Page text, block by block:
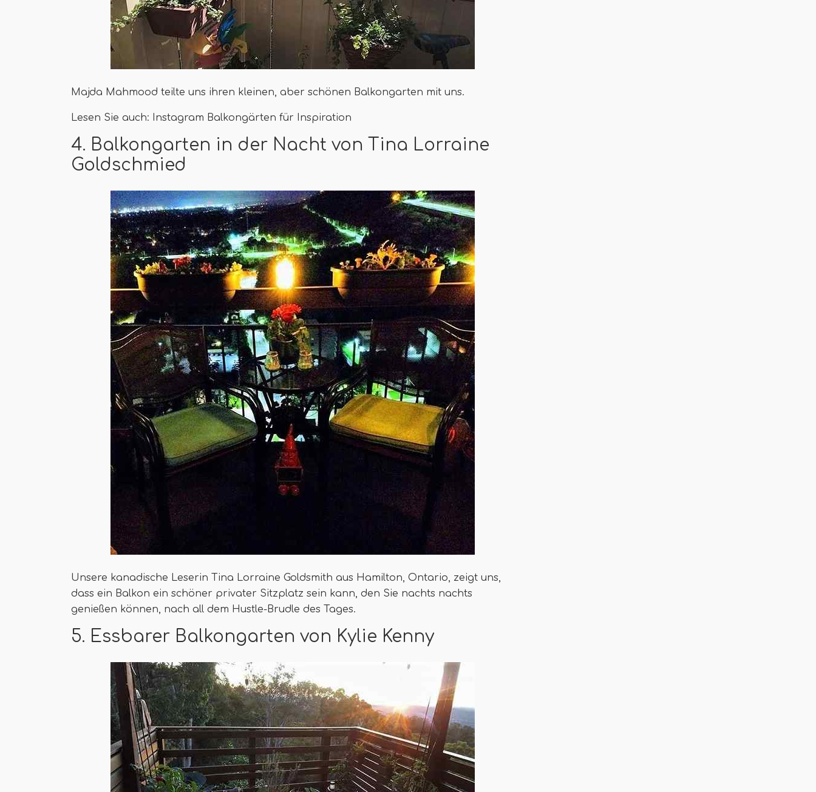
Majda Mahmood teilte uns ihren kleinen, aber schönen Balkongarten mit uns.
Lesen Sie auch: Instagram Balkongärten für Inspiration
4. Balkongarten in der Nacht von Tina Lorraine
Goldschmied
Unsere kanadische Leserin Tina Lorraine Goldsmith aus Hamilton, Ontario, zeigt uns,
dass ein Balkon ein schöner privater Sitzplatz sein kann, den Sie nachts nachts
genießen können, nach all dem Hustle-Brudle des Tages.
5. Essbarer Balkongarten von Kylie Kenny